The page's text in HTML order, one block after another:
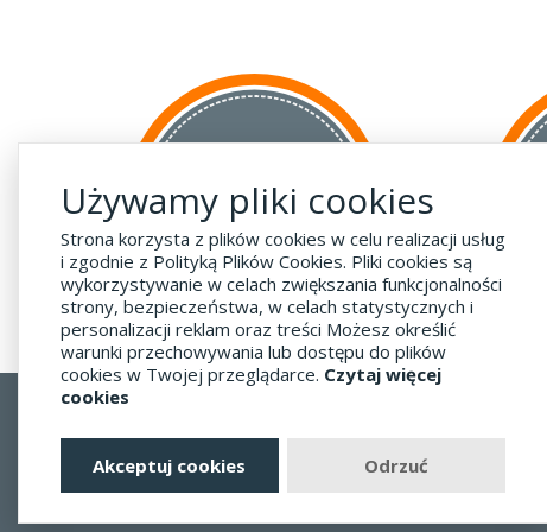
do krajów UE
za 55 zł
Regulamin
Dostawa - Płatność - Zwrot
Polityka prywatności i pliki cookies
Używamy pliki cookies
Strona korzysta z plików cookies w celu realizacji usług
i zgodnie z Polityką Plików Cookies. Pliki cookies są
wykorzystywanie w celach zwiększania funkcjonalności
strony, bezpieczeństwa, w celach statystycznych i
personalizacji reklam oraz treści Możesz określić
warunki przechowywania lub dostępu do plików
cookies w Twojej przeglądarce. Czytaj więcej
cookies
Akceptuj cookies Odrzuć